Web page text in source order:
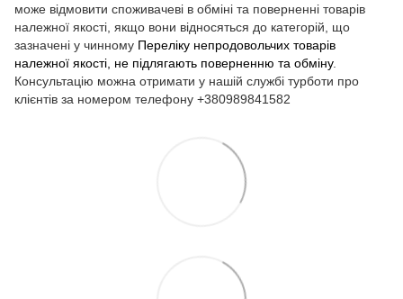
може відмовити споживачеві в обміні та поверненні товарів
належної якості, якщо вони відносяться до категорій, що
зазначені у чинному Переліку непродовольчих товарів
належної якості, не підлягають поверненню та обміну.
Консультацію можна отримати у нашій службі турботи про
клієнтів за номером телефону +380989841582